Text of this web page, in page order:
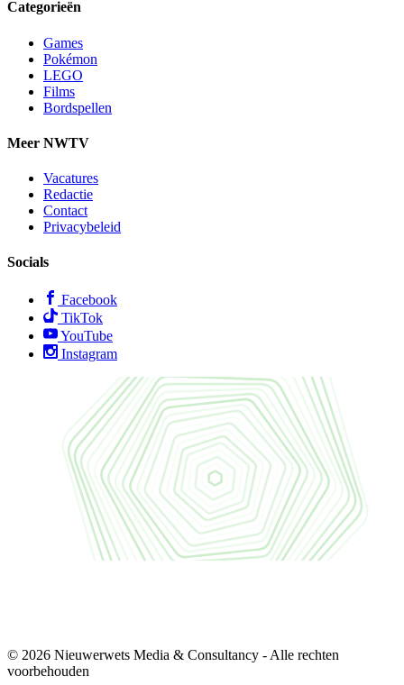
Categorieën
Games
Pokémon
LEGO
Films
Bordspellen
Meer NWTV
Vacatures
Redactie
Contact
Privacybeleid
Socials
Facebook
TikTok
YouTube
Instagram
© 2026 Nieuwerwets Media & Consultancy - Alle rechten
voorbehouden